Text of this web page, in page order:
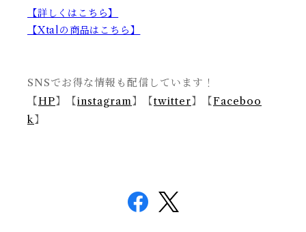
【詳しくはこちら】
【Xtalの商品はこちら】
SNSでお得な情報も配信しています！
【HP】 【instagram】【twitter】【Faceboo
k】